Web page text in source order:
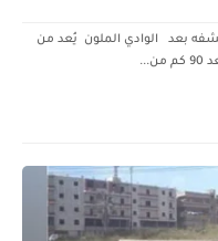
بعد الوادي الملون يُعد من